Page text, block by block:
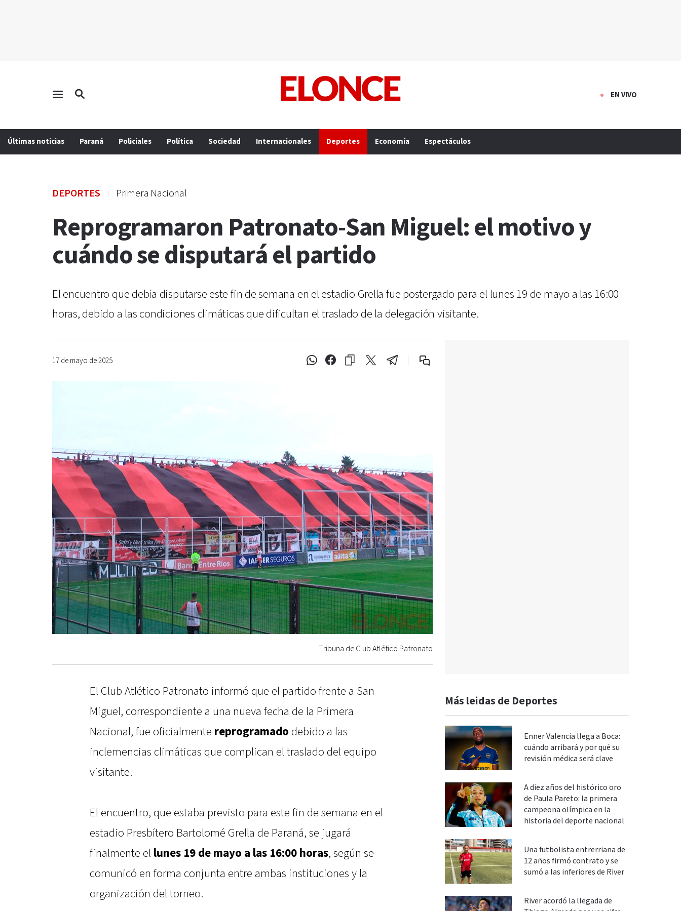
EN VIVO
Últimas noticias Paraná Policiales Política Sociedad Internacionales Deportes Economía Espectáculos
DEPORTES Primera Nacional
Reprogramaron Patronato-San Miguel: el motivo y
cuándo se disputará el partido
El encuentro que debía disputarse este fin de semana en el estadio Grella fue postergado para el lunes 19 de mayo a las 16:00
horas, debido a las condiciones climáticas que dificultan el traslado de la delegación visitante.
17 de mayo de 2025
Tribuna de Club Atlético Patronato
El Club Atlético Patronato informó que el partido frente a San
Miguel, correspondiente a una nueva fecha de la Primera
Nacional, fue oficialmente reprogramado debido a las
inclemencias climáticas que complican el traslado del equipo
visitante.
El encuentro, que estaba previsto para este fin de semana en el
estadio Presbítero Bartolomé Grella de Paraná, se jugará
finalmente el lunes 19 de mayo a las 16:00 horas, según se
comunicó en forma conjunta entre ambas instituciones y la
organización del torneo.
Más leidas de Deportes
Enner Valencia llega a Boca:
cuándo arribará y por qué su
revisión médica será clave
A diez años del histórico oro
de Paula Pareto: la primera
campeona olímpica en la
historia del deporte nacional
Una futbolista entrerriana de
12 años firmó contrato y se
sumó a las inferiores de River
River acordó la llegada de